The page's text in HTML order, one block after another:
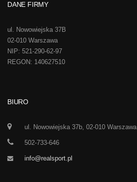
DANE FIRMY
ul. Nowowiejska 37B
02-010 Warszawa
NIP: 521-290-62-97
REGON: 140627510
BIURO
ul. Nowowiejska 37b, 02-010 Warszawa
502-733-646
info@realsport.pl